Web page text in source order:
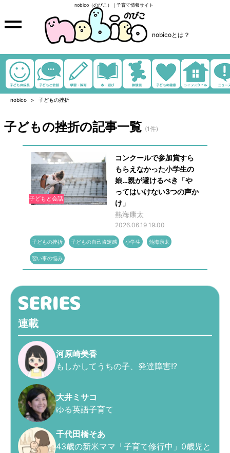
nobico（のびこ）｜子育て情報サイト
nobicoとは？
nobico 子どもの挫折
子どもの挫折の記事一覧 (1件)
子どもと会話
コンクールで参加賞すら
もらえなかった小学生の
娘…親が避けるべき「や
ってはいけない3つの声か
け」
熱海康太
2026.06.19 19:00
子どもの挫折 子どもの自己肯定感 小学生 熱海康太
習い事の悩み
連載
河原崎美香
もしかしてうちの子、発達障害!?
大井ミサコ
ゆる英語子育て
千代田橋そあ
43歳の新米ママ「子育て修行中」0歳児と